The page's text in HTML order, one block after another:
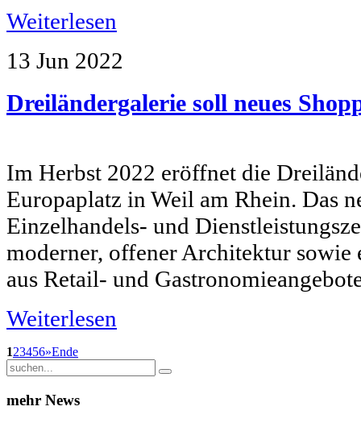
Weiterlesen
13 Jun 2022
Dreiländergalerie soll neues
Im Herbst 2022 eröffnet die
Europaplatz in Weil am Rhein. Das
Einzelhandels- und
moderner, offener Architektur sowie
aus Retail- und
Weiterlesen
123456»Ende
mehr News